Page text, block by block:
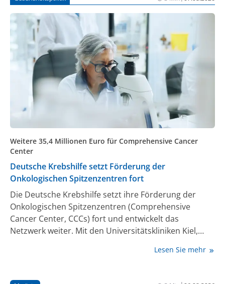
verfolgen lassen.
Weitere 35,4 Millionen Euro für Comprehensive Cancer
Center
Deutsche Krebshilfe setzt Förderung der
Onkologischen Spitzenzentren fort
Die Deutsche Krebshilfe setzt ihre Förderung der
Onkologischen Spitzenzentren (Comprehensive
Cancer Center, CCCs) fort und entwickelt das
Netzwerk weiter. Mit den Universitätskliniken Kiel,
als Teile von CCC-Verbünden in das Förderprogramm
Krebspatient:innen von der Arbeit eines CCCs. Für die
Lesen Sie mehr